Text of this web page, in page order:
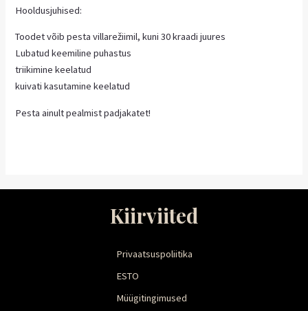
Hooldusjuhised:
Toodet võib pesta villarežiimil, kuni 30 kraadi juures
Lubatud keemiline puhastus
triikimine keelatud
kuivati kasutamine keelatud
Pesta ainult pealmist padjakatet!
Kiirviited
Privaatsuspoliitika
ESTO
Müügitingimused